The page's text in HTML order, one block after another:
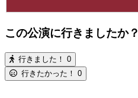
この公演に行きましたか？
行きました！ 0
行きたかった！ 0